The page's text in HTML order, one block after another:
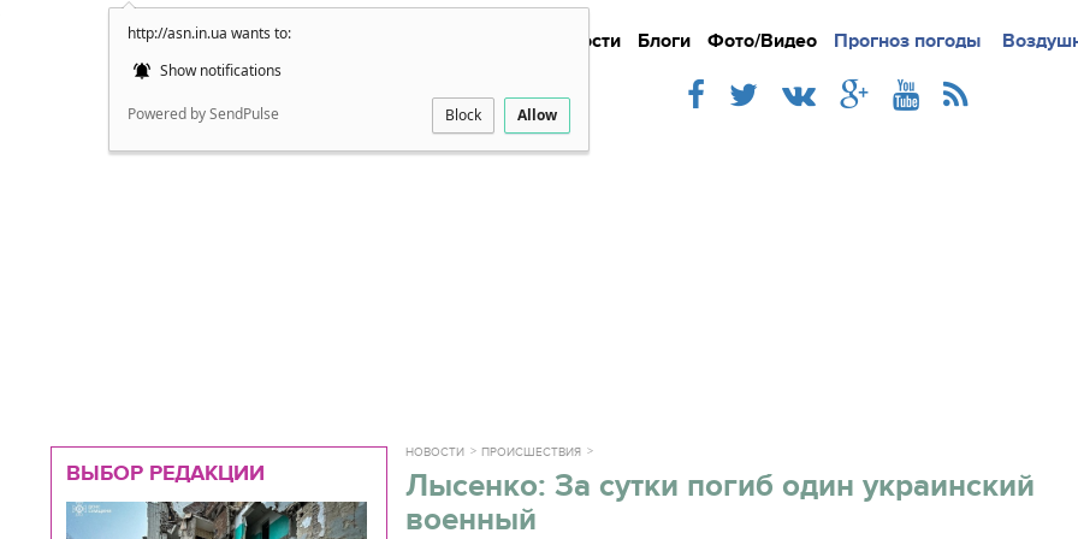
http://asn.in.ua wants to:
Show notifications
Powered by SendPulse Block Allow
Новости Блоги Фото/Видео Прогноз погоды
Подробно Новости
ВЫБОР РЕДАКЦИИ
НОВОСТИ ПРОИСШЕСТВИЯ
Лысенко: За сутки погиб один украинский
военный